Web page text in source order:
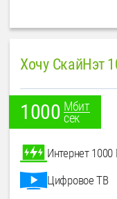
Хочу СкайНэт
1000 Мбит
сек
Интернет
Цифровое ТВ